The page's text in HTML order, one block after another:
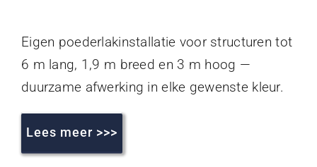
Eigen poederlakinstallatie voor structuren tot
6 m lang, 1,9 m breed en 3 m hoog —
duurzame afwerking in elke gewenste kleur.
Lees meer >>>